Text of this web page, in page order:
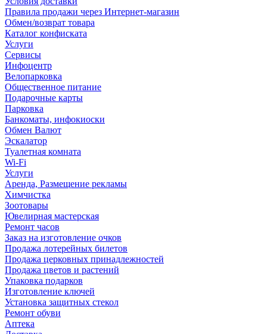
Правила продажи через Интернет-магазин
Обмен/возврат товара
Каталог конфиската
Услуги
Сервисы
Инфоцентр
Велопарковка
Общественное питание
Подарочные карты
Парковка
Банкоматы, инфокиоски
Обмен Валют
Эскалатор
Туалетная комната
Wi-Fi
Услуги
Аренда, Размещение рекламы
Химчистка
Зоотовары
Ювелирная мастерская
Ремонт часов
Заказ на изготовление очков
Продажа лотерейных билетов
Продажа церковных принадлежностей
Продажа цветов и растений
Упаковка подарков
Изготовление ключей
Установка защитных стекол
Ремонт обуви
Аптека